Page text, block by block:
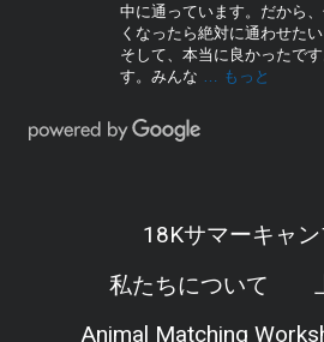
中に通っています。だから
くなったら絶対に通わせた
そして、本当に良かったで
す。みんな
… もっと
18Kサマーキャ
私たちについて
Animal Matching